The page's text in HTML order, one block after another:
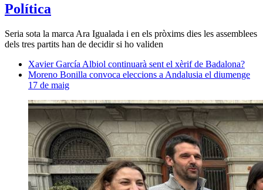
Política
Seria sota la marca Ara Igualada i en els pròxims dies les assemblees
dels tres partits han de decidir si ho validen
Xavier García Albiol continuarà sent el xèrif de Badalona?
Moreno Bonilla convoca eleccions a Andalusia el diumenge
17 de maig